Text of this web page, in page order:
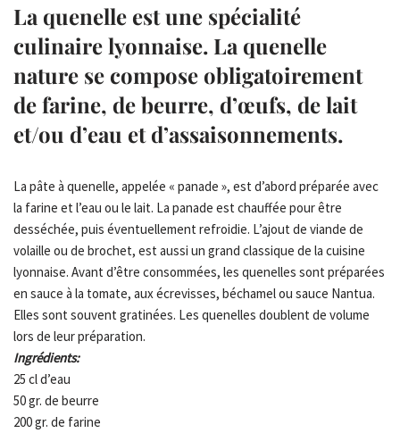
La quenelle est une spécialité
culinaire lyonnaise. La quenelle
nature se compose obligatoirement
de farine, de beurre, d’œufs, de lait
et/ou d’eau et d’assaisonnements.
La pâte à quenelle, appelée « panade », est d’abord préparée avec
la farine et l’eau ou le lait. La panade est chauffée pour être
desséchée, puis éventuellement refroidie. L’ajout de viande de
volaille ou de brochet, est aussi un grand classique de la cuisine
lyonnaise. Avant d’être consommées, les quenelles sont préparées
en sauce à la tomate, aux écrevisses, béchamel ou sauce Nantua.
Elles sont souvent gratinées. Les quenelles doublent de volume
lors de leur préparation.
Ingrédients:
25 cl d’eau
50 gr. de beurre
200 gr. de farine